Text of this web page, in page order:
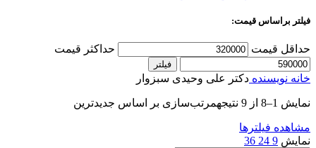
فیلتر براساس قیمت:
حداقل قیمت حداکثر قیمت
فیلتر
خانه نویسنده دکتر علی وحیدی سبزوار
نمایش 1–8 از 9 نتیجه مرتب‌سازی بر اساس جدیدترین
مشاهده فیلترها
نمایش 9
24
36